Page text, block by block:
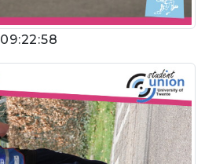
09:22:58